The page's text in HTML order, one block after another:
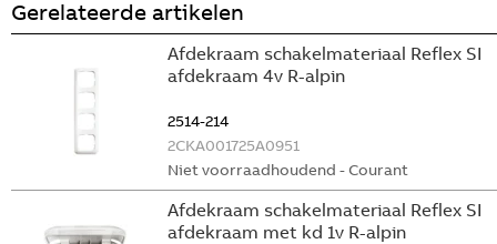
Gerelateerde artikelen
Afdekraam schakelmateriaal Reflex SI
afdekraam 4v R-alpin
2514-214
2CKA001725A0951
Niet voorraadhoudend - Courant
Afdekraam schakelmateriaal Reflex SI
afdekraam met kd 1v R-alpin